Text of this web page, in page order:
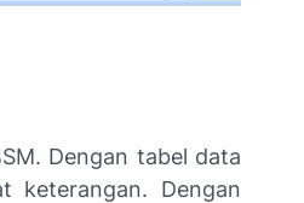
Dengan tabel data
keterangan. Dengan